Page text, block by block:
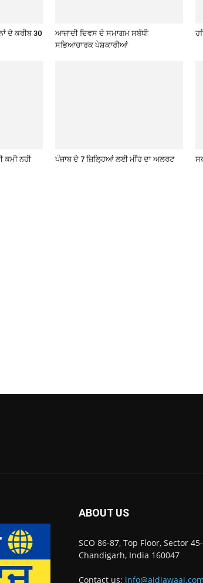
ਦੇ ਕਰੀਬ 30
ਆਜ਼ਾਦੀ ਦਿਵਸ ਦੇ ਸਮਾਗਮ ਸਬੰਧੀ
ਸਭਿਆਚਾਰਕ ਪੇਸ਼ਕਾਰੀਆਂ
ਨਹੀ ਪੰਜਾਬ ਦੇ 7 ਜ਼ਿਲ੍ਹਿਆਂ ਲਈ ਮੀਂਹ ਦਾ ਅਲਰਟ
ABOUT US
SCO 86-87, Top Floor, Sector
Chandigarh, India 160047
Contact us: info@ajdiawaaj.com